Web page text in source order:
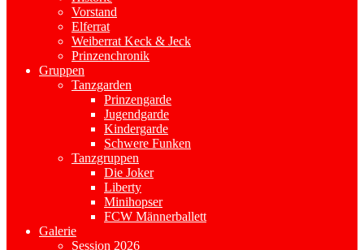
Vorstand
Elferrat
Weiberrat Keck & Jeck
Prinzenchronik
Gruppen
Tanzgarden
Prinzengarde
Jugendgarde
Kindergarde
Schwere Funken
Tanzgruppen
Die Joker
Liberty
Minihopser
FCW Männerballett
Galerie
Session 2026